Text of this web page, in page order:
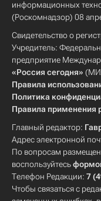
информационных
(Роскомнадзор) 08
Свидетельство о
Учредитель:
предприятие
«Россия сегодня»
Правила
Политика
Правила применения
Главный редактор:
Адрес электронной
По вопросам
воспользуйтесь
Телефон Редакции: 7
Чтобы связаться с